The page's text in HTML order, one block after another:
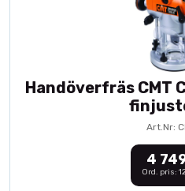
Handöverfräs CMT
Art.Nr:
4
Ord. pris: